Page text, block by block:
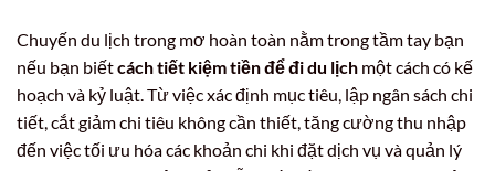
Chuyến du lịch trong mơ hoàn toàn nằm trong tầm tay bạn
nếu bạn biếtcách tiết kiệm tiền để đi du lịch một cách có kế
hoạch và kỷ luật. Từ việc xác định mục tiêu, lập ngân sách chi
tiết, cắt giảm chi tiêu không cần thiết, tăng cường thu nhập
đến việc tối ưu hóa các khoản chi khi đặt dịch vụ và quản lý